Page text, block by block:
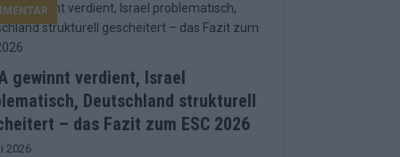
gewinnt verdient, Israel
Deutschland strukturell
– das Fazit zum ESC 2026
2026